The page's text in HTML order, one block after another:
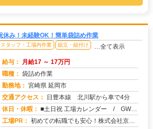
休み！未経験OK！簡単袋詰め作業
タッフ・工場内作業 組立・組付け …全て表示
給与： 月給17 ～ 17万円
職種： 袋詰め作業
勤務地： 宮崎県 延岡市
交通アクセス：
日豊本線 北川駅から車で4分
休日・休暇： ■土日祝 工場カレンダー / GW、お盆、年末年始、休暇有 （年数回土曜出勤有り）
工場PR： 初めての転職でも安心！株式会社京栄センターで新しい一歩を踏み出してみませんか？☆最短1日で入寮可能！充実の寮環境で...